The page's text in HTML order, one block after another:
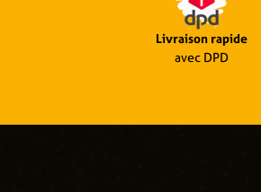
Livraison rapide
avec DPD